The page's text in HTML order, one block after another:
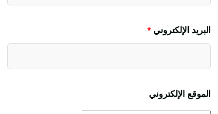
البريد الإلكتروني *
الموقع الإلكتروني